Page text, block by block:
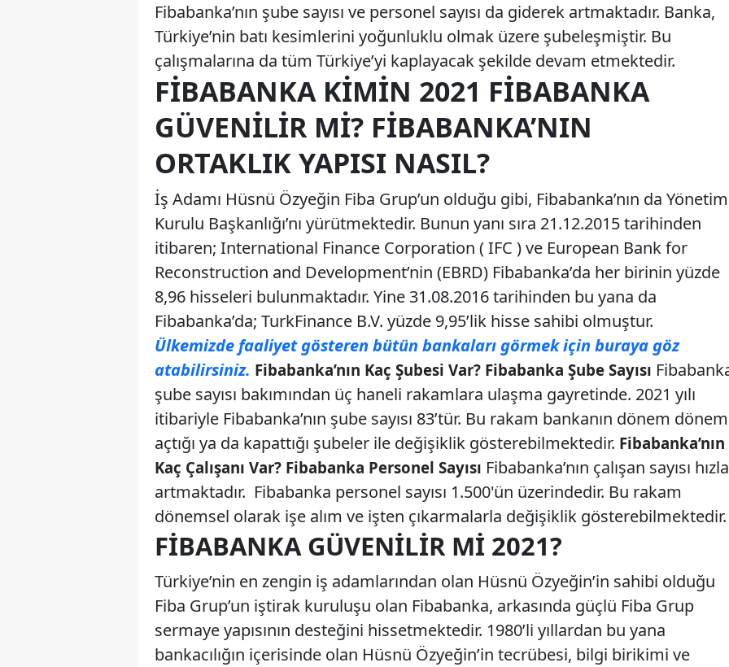
Fibabanka’nın şube sayısı ve personel sayısı da giderek artmaktadır. Banka,
Türkiye’nin batı kesimlerini yoğunluklu olmak üzere şubeleşmiştir. Bu
çalışmalarına da tüm Türkiye’yi kaplayacak şekilde devam etmektedir.
FIBABANKA KIMIN 2021 FIBABANKA
GÜVENILIR MI? FIBABANKA’NIN
ORTAKLIK YAPISI NASIL?
İş Adamı Hüsnü Özyeğin Fiba Grup’un olduğu gibi, Fibabanka’nın da Yönetim
Kurulu Başkanlığı’nı yürütmektedir. Bunun yanı sıra 21.12.2015 tarihinden
itibaren; International Finance Corporation ( IFC ) ve European Bank for
Reconstruction and Development’nin (EBRD) Fibabanka’da her birinin yüzde
8,96 hisseleri bulunmaktadır. Yine 31.08.2016 tarihinden bu yana da
Fibabanka’da; TurkFinance B.V. yüzde 9,95’lik hisse sahibi olmuştur.
Ülkemizde faaliyet gösteren bütün bankaları görmek için buraya göz
atabilirsiniz. Fibabanka’nın Kaç Şubesi Var? Fibabanka Şube Sayısı
şube sayısı bakımından üç haneli rakamlara ulaşma gayretinde. 2021 yılı
itibariyle Fibabanka’nın şube sayısı 83’tür. Bu rakam bankanın dönem dönem
açtığı ya da kapattığı şubeler ile değişiklik gösterebilmektedir. Fibabanka’nın
Kaç Çalışanı Var? Fibabanka Personel Sayısı Fibabanka’nın çalışan sayısı hızla
artmaktadır. Fibabanka personel sayısı 1.500'ün üzerindedir. Bu rakam
dönemsel olarak işe alım ve işten çıkarmalarla değişiklik gösterebilmektedir.
FIBABANKA GÜVENILIR MI 2021?
Türkiye’nin en zengin iş adamlarından olan Hüsnü Özyeğin’in sahibi olduğu
Fiba Grup’un iştirak kuruluşu olan Fibabanka, arkasında güçlü Fiba Grup
sermaye yapısının desteğini hissetmektedir. 1980’li yıllardan bu yana
bankacılığın içerisinde olan Hüsnü Özyeğin’in tecrübesi, bilgi birikimi ve